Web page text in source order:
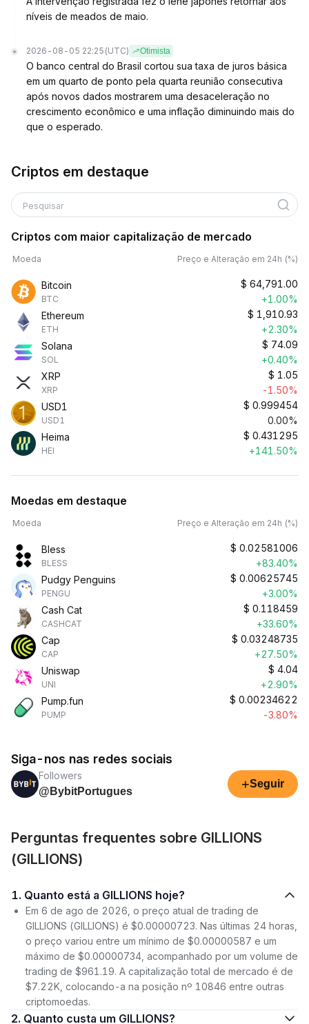
níveis de meados de maio.
2026-08-05 22:25 (UTC) Otimista
O banco central do Brasil cortou sua taxa de juros básica
em um quarto de ponto pela quarta reunião consecutiva
após novos dados mostrarem uma desaceleração no
crescimento econômico e uma inflação diminuindo mais do
que o esperado.
Criptos em destaque
Pesquisar
Criptos com maior capitalização de mercado
Moeda Preço e Alteração em 24h (%)
Bitcoin
BTC
$ 64,791.00
+1.00%
Ethereum
ETH
$ 1,910.93
+2.30%
Solana
SOL
$ 74.09
+0.40%
XRP
XRP
$ 1.05
-1.50%
USD1
USD1
$ 0.999454
0.00%
Heima
HEI
$ 0.431295
+141.50%
Moedas em destaque
Moeda Preço e Alteração em 24h (%)
Bless
BLESS
$ 0.02581006
+83.40%
Pudgy Penguins
PENGU
$ 0.00625745
+3.00%
Cash Cat
CASHCAT
$ 0.118459
+33.60%
Cap
CAP
$ 0.03248735
+27.50%
Uniswap
UNI
$ 4.04
+2.90%
Pump.fun
PUMP
$ 0.00234622
-3.80%
Siga-nos nas redes sociais
Followers
@BybitPortugues
+Seguir
Perguntas frequentes sobre GILLIONS
(GILLIONS)
1. Quanto está a GILLIONS hoje?
Em 6 de ago de 2026, o preço atual de trading de
GILLIONS (GILLIONS) é $0.00000723. Nas últimas 24 horas,
o preço variou entre um mínimo de $0.00000587 e um
máximo de $0.00000734, acompanhado por um volume de
trading de $961.19. A capitalização total de mercado é de
$7.22K, colocando-a na posição nº 10846 entre outras
criptomoedas.
2. Quanto custa um GILLIONS?